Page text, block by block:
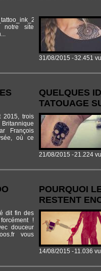
notre site
31/08/2015 -32.451
2015, trois
François
où ce
QUELQUES
TATOUAGE
21/08/2015 -21.224
dit fin des
!
douceur
vous
POURQUOI
RESTENT
14/08/2015 -11.036